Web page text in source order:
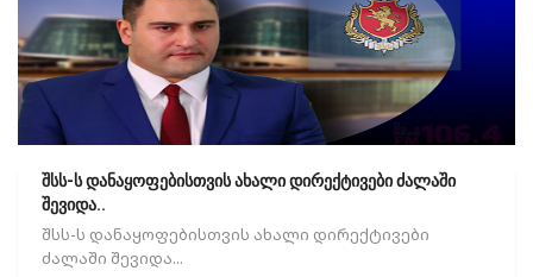
შსს-ს დანაყოფებისთვის ახალი დირექტივები ძალაში
შევიდა..
შსს-ს დანაყოფებისთვის ახალი დირექტივები
ძალაში შევიდა...